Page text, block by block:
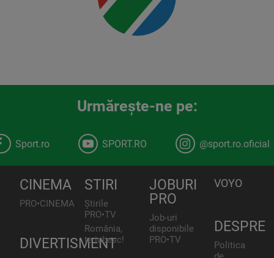
Urmăreşte-ne pe:
Sport.ro SPORT.RO @sport.ro.oficial
CINEMA
PRO•CINEMA
DIVERTISMENT
STIRI
Știrile
PRO•TV
România,
te iubesc!
JOBURI
PRO
Job-uri
disponibile
PRO•TV
VOYO
DESPRE
Politica